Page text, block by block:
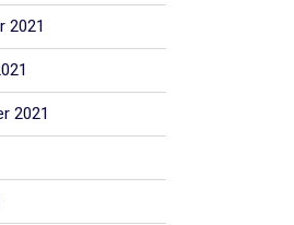
2021
2021